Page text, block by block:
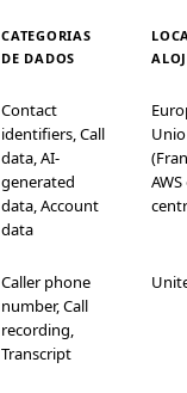
CATEGORIAS
DE DADOS
Contact
identifiers, Call
data, AI-
generated
data, Account
data
Caller phone
number, Call
recording,
Transcript